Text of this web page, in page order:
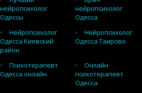
нейропсихолог
Одессы
нейропсихолог
Одесса
Нейропсихолог
Одесса Киевский
район
Нейропсихолог
Одесса Таирово
Психотерапевт
Одесса онлайн
Онлайн
психотерапевт
Одесса